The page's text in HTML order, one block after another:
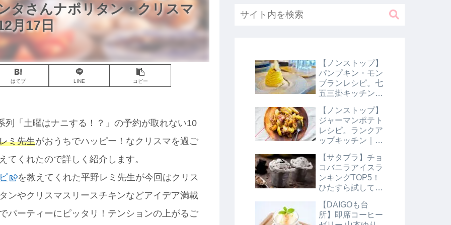
タさんナポリタン・クリスマ
月17日
はてブ LINE コピー
「土曜はナニする！？」の予約が取れない10
ミ先生がおうちでハッピー！なクリスマを過ご
てくれたので詳しく紹介します。
を教えてくれた平野レミ先生が今回はクリス
ンやクリスマスリースチキンなどアイデア満載
パーティーにピッタリ！テンションの上がるご
【ノンストップ】
パンプキン・モン
ブランレシピ。七
五三掛キッチン｜
【ノンストップ】
ジャーマンポテト
レシピ。ランクア
ップキッチン｜10
【サタプラ】チョ
コバニラアイスラ
ンキングTOP5！
ひたすら試してラ
日【サタデープラ
ス】
【DAIGOも台
所】即席コーヒー